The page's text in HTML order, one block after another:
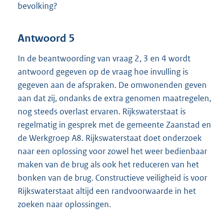
bevolking?
Antwoord 5
In de beantwoording van vraag 2, 3 en 4 wordt
antwoord gegeven op de vraag hoe invulling is
gegeven aan de afspraken. De omwonenden geven
aan dat zij, ondanks de extra genomen maatregelen,
nog steeds overlast ervaren. Rijkswaterstaat is
regelmatig in gesprek met de gemeente Zaanstad en
de Werkgroep A8. Rijkswaterstaat doet onderzoek
naar een oplossing voor zowel het weer bedienbaar
maken van de brug als ook het reduceren van het
bonken van de brug. Constructieve veiligheid is voor
Rijkswaterstaat altijd een randvoorwaarde in het
zoeken naar oplossingen.